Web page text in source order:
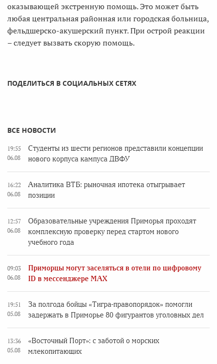
оказывающей экстренную помощь. Это может быть
любая центральная районная или городская больница,
фельдшерско-акушерский пункт. При острой реакции
– следует вызвать скорую помощь.
ПОДЕЛИТЬСЯ В СОЦИАЛЬНЫХ СЕТЯХ
ВСЕ НОВОСТИ
19:55
06.08
Студенты из шести регионов представили концепции
нового корпуса кампуса ДВФУ
16:22
06.08
Аналитика ВТБ: рыночная ипотека отыгрывает
позиции
12:57
06.08
Образовательные учреждения Приморья проходят
комплексную проверку перед стартом нового
учебного года
09:03
06.08
Приморцы могут заселяться в отели по цифровому
ID в мессенджере MAX
19:51
05.08
За полгода бойцы «Тигра-правопорядок» помогли
задержать в Приморье 80 фигурантов уголовных дел
13:36
05.08
«Восточный Порт»: с заботой о морских
млекопитающих